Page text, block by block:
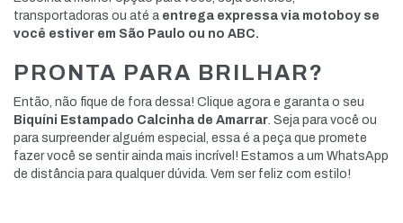
transportadoras ou até a entrega expressa via motoboy se
você estiver em São Paulo ou no ABC.
PRONTA PARA BRILHAR?
Então, não fique de fora dessa! Clique agora e garanta o seu
Biquíni Estampado Calcinha de Amarrar. Seja para você ou
para surpreender alguém especial, essa é a peça que promete
fazer você se sentir ainda mais incrível! Estamos a um WhatsApp
de distância para qualquer dúvida. Vem ser feliz com estilo!